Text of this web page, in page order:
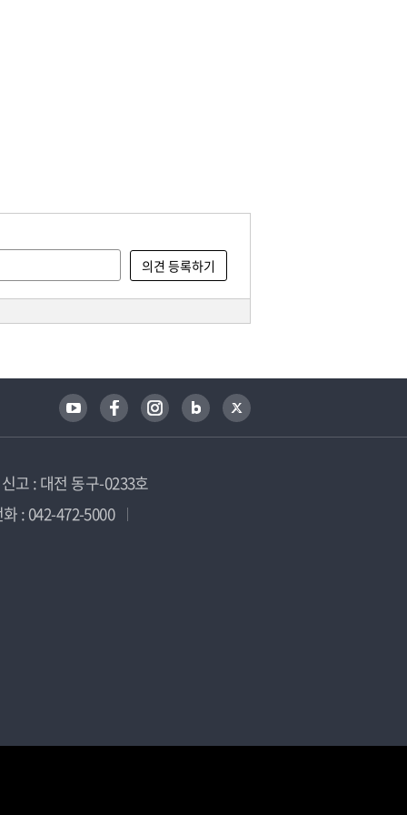
고 : 대전 동구-0233호
: 042-472-5000